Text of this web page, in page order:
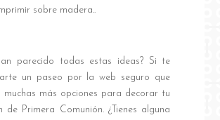
sobre madera..
parecido todas estas ideas? Si te
un paseo por la web seguro que
muchas más opciones para decorar tu
de Primera Comunión. ¿Tienes alguna